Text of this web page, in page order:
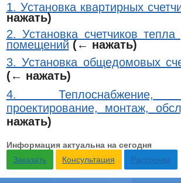
1. Установка квартирных
нажать)
2. Установка счетчиков
помещений (← нажать)
3. Установка общедомовых
(← нажать)
4. Теплоснабжение,
проектирование, монтаж,
нажать)
Информация актуальна на сегодня
Заказать
Консультация Рассрочка